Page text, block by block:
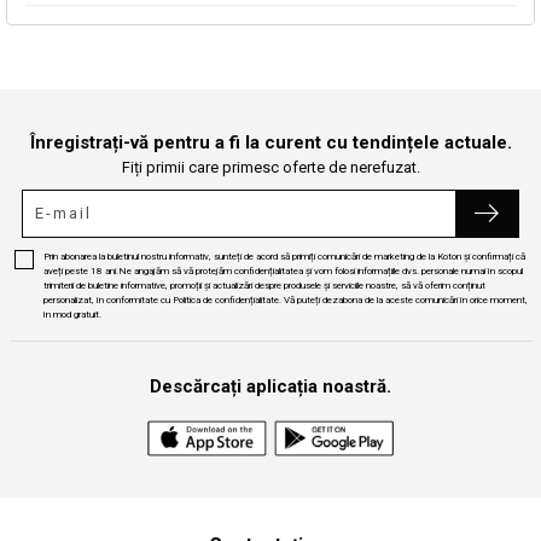
Înregistrați-vă pentru a fi la curent cu tendințele actuale.
Fiți primii care primesc oferte de nerefuzat.
Prin abonarea la buletinul nostru informativ, sunteți de acord să primiți comunicări de marketing de la Koton și confirmați că
aveți peste 18 ani.Ne angajăm să vă protejăm confidențialitatea și vom folosi informațiile dvs. personale numai în scopul
trimiterii de buletine informative, promoții și actualizări despre produsele și serviciile noastre, să vă oferim conținut
personalizat, în conformitate cu Politica de confidențialitate. Vă puteți dezabona de la aceste comunicări în orice moment,
în mod gratuit.
Descărcați aplicația noastră.